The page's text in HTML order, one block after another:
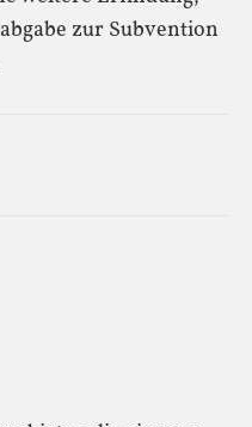
zur Subvention